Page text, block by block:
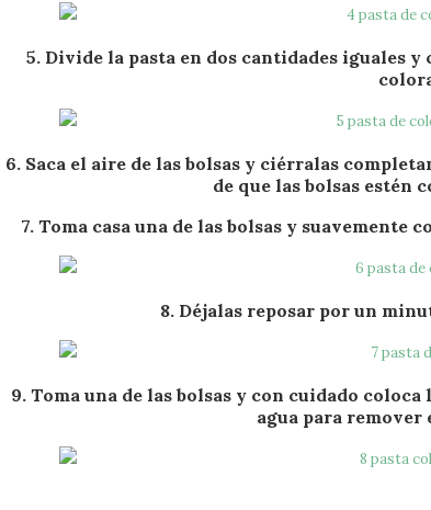
5. Divide la pasta en dos cantidades iguales
6. Saca el aire de las bolsas y ciérralas
de que las bolsas estén
7. Toma casa una de las bolsas y suavemente
8. Déjalas reposar por un
9. Toma una de las bolsas y con cuidado
agua para